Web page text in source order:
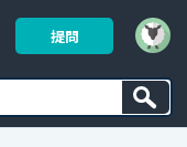
提問